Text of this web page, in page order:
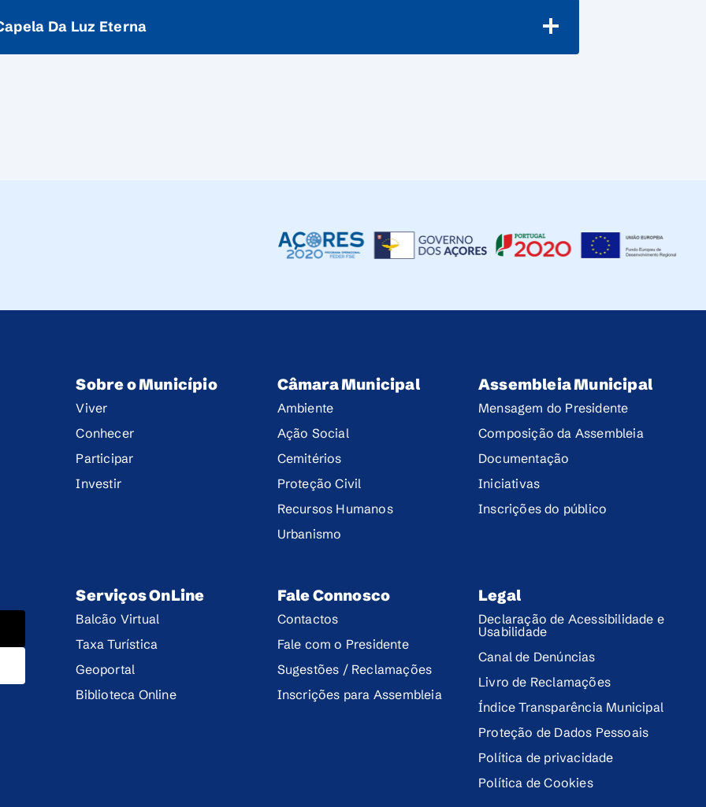
Da Luz Eterna
Sobre o Município
Viver
Conhecer
Participar
Investir
Câmara Municipal
Ambiente
Ação Social
Cemitérios
Proteção Civil
Recursos Humanos
Urbanismo
Assembleia Municipal
Mensagem do Presidente
Composição da Assembleia
Documentação
Iniciativas
Inscrições do público
Serviços OnLine
Balcão Virtual
Taxa Turística
Geoportal
Biblioteca Online
Fale Connosco
Contactos
Fale com o Presidente
Sugestões / Reclamações
Inscrições para Assembleia
Legal
Declaração de Acessibilidade e
Usabilidade
Canal de Denúncias
Livro de Reclamações
Índice Transparência Municipal
Proteção de Dados Pessoais
Política de privacidade
Política de Cookies